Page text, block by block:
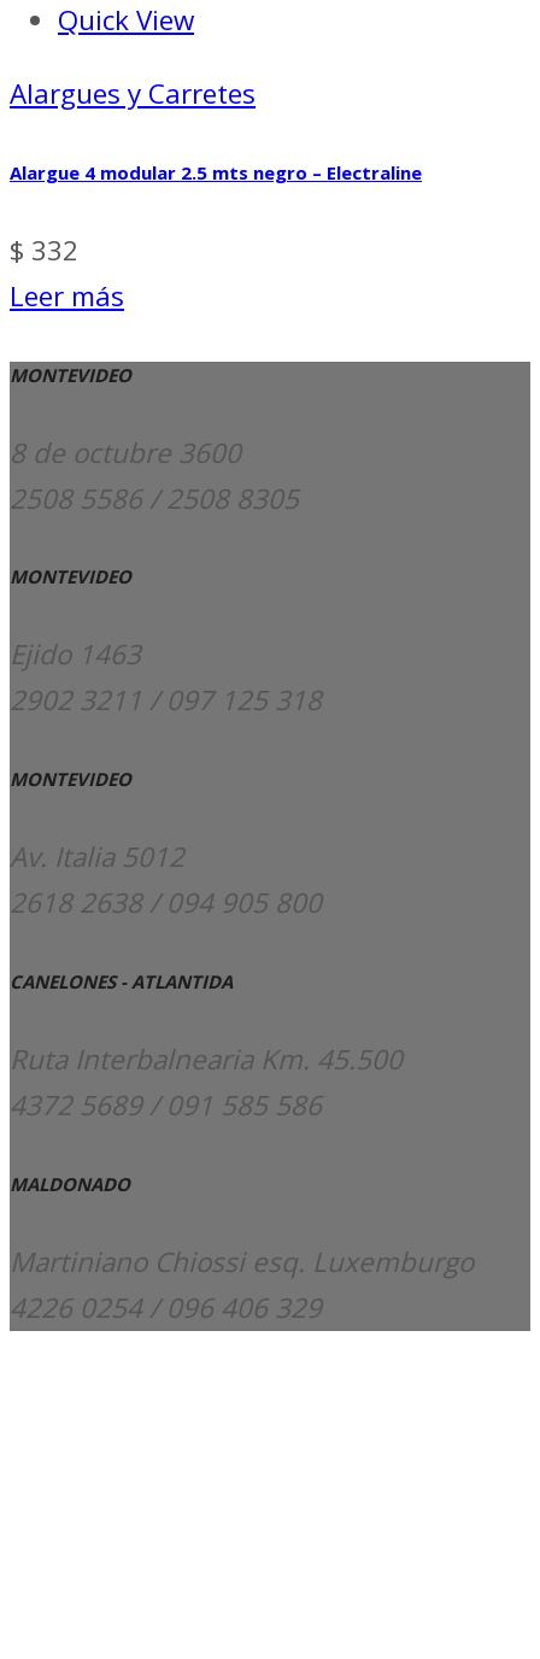
Quick View
Alargues y Carretes
Alargue 4 modular 2.5 mts negro – Electraline
$ 332
Leer más
MONTEVIDEO
8 de octubre 3600
2508 5586 / 2508 8305
MONTEVIDEO
Ejido 1463
2902 3211 / 097 125 318
MONTEVIDEO
Av. Italia 5012
2618 2638 / 094 905 800
CANELONES - ATLANTIDA
Ruta Interbalnearia Km. 45.500
4372 5689 / 091 585 586
MALDONADO
Martiniano Chiossi esq. Luxemburgo
4226 0254 / 096 406 329